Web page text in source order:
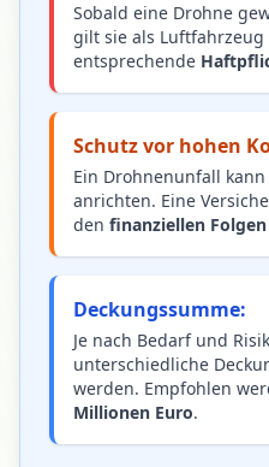
Sobald eine Drohne
gilt sie als
entsprechende
Schutz vor hohen
Ein Drohnenunfall
anrichten. Eine
den finanziellen Folgen
Deckungssumme:
Je nach Bedarf und
unterschiedliche
werden. Empfohlen
Millionen Euro.